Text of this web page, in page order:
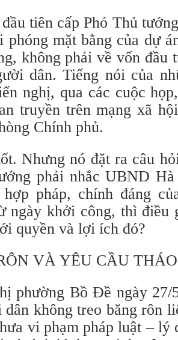
tiên cấp Phó Thủ
phóng mặt bằng của dự
không phải về vốn đầu
dân. Tiếng nói của
nghị, qua các cuộc
truyền trên mạng xã
Chính phủ.
Nhưng nó đặt ra câu
phải nhắc UBND
pháp, chính đáng
ngày khởi công, thì điều
quyền và lợi ích đó?
VÀ YÊU CẦU
phường Bồ Đề ngày 27/
không treo băng rôn
vi phạm pháp luật – lý